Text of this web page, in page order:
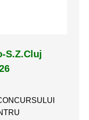
S.Z.Cluj